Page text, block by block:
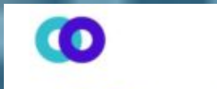
содержимому